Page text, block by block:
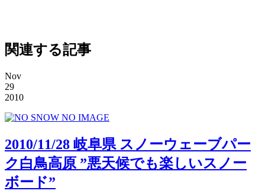
関連する記事
Nov
29
2010
2010/11/28 岐阜県 スノーウェーブパー
ク白鳥高原 ”悪天候でも楽しいスノー
ボード”